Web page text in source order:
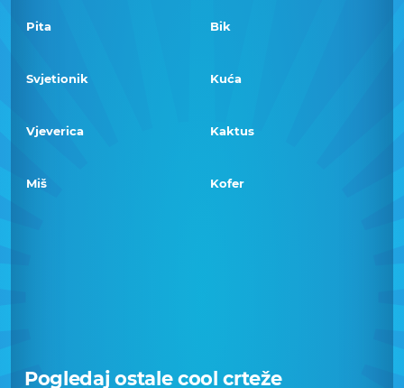
Pita Bik
Svjetionik Kuća
Vjeverica Kaktus
Miš Kofer
Pogledaj ostale cool crteže